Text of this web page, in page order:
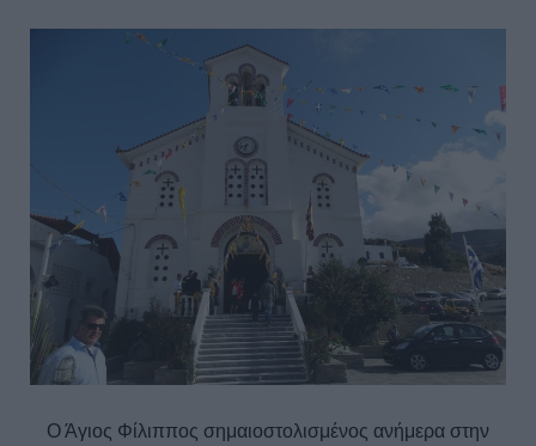
Ο Άγιος Φίλιππος σημαιοστολισμένος ανήμερα στην